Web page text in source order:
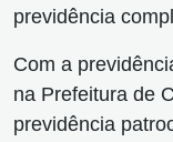
previdência
Com a
na Prefeitura de
previdência